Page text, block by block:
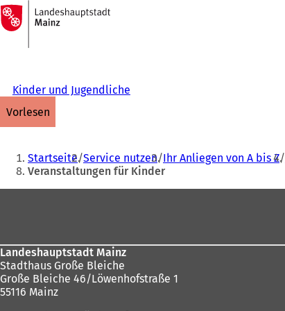
Inhalt anspringen
Zur
Startseite
Kinder und Jugendliche
vorlesen
Sie
befinden
sich
Startseite Service nutzen Ihr Anliegen von A bis Z
Veranstaltungen für Kinder
Landeshauptstadt Mainz
Stadthaus Große Bleiche
Große Bleiche 46/Löwenhofstraße 1
55116 Mainz